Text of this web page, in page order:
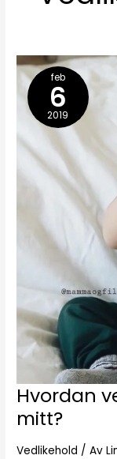
feb
6
2019
Hvordan
mitt?
Vedlikehold / Av
Hvordan
vedlikeholde
produktet
mitt?